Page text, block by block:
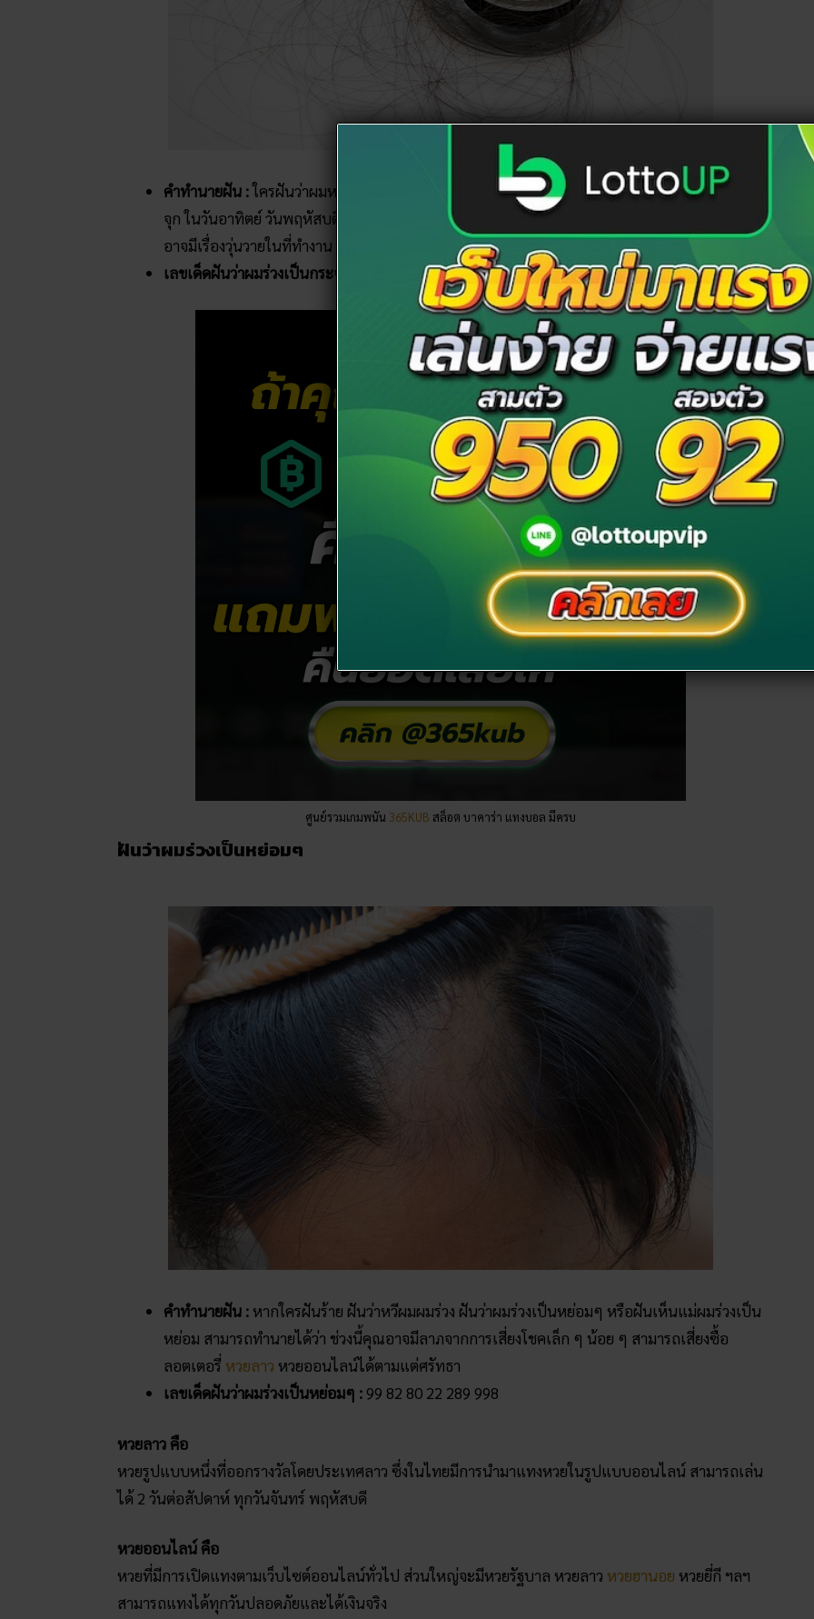
คำทำนายฝัน :ใครฝันว่าผมหลุดเป็นกระจุก ฝันว่าแม่ผมร่วงเป็นกระจุก หรือ ฝันเห็นผมร่วงเป็นกระ
จุก ในวันอาทิตย์ วันพฤหัสบดี สามารถทำนายได้ว่า คุณจะได้ลาภลอยจากการทำงานหรือการค้า ทั้งนี้
อาจมีเรื่องวุ่นวายในที่ทำงาน หรือคนอายุน้อยสร้างความเดือดร้อนต้องหมั่นอดทนในช่วงนี้
เลขเด็ดฝันว่าผมร่วงเป็นกระจุก :
22 68 38 64 648 838
ศูนย์รวมเกมพนัน 365KUB สล็อต บาคาร่า แทงบอล มีครบ
ฝันว่าผมร่วงเป็นหย่อมๆ
คำทำนายฝัน : หากใครฝันร้าย ฝันว่าหวีผมผมร่วง ฝันว่าผมร่วงเป็นหย่อมๆ หรือฝันเห็นแม่ผมร่วงเป็น
หย่อม สามารถทำนายได้ว่า ช่วงนี้คุณอาจมีลาภจากการเสี่ยงโชคเล็ก ๆ น้อย ๆ สามารถเสี่ยงซื้อ
ลอตเตอรี่ หวยลาว หวยออนไลน์ได้ตามแต่ศรัทธา
เลขเด็ดฝันว่าผมร่วงเป็นหย่อมๆ : 99 82 80 22 289 998
หวยลาว คือ
หวยรูปแบบหนึ่งที่ออกรางวัลโดยประเทศลาว ซึ่งในไทยมีการนำมาแทงหวยในรูปแบบออนไลน์ สามารถเล่น
ได้ 2 วันต่อสัปดาห์ ทุกวันจันทร์ พฤหัสบดี
หวยออนไลน์ คือ
หวยที่มีการเปิดแทงตามเว็บไซต์ออนไลน์ทั่วไป ส่วนใหญ่จะมีหวยรัฐบาล หวยลาว หวยฮานอย หวยยี่กี ฯลฯ
สามารถแทงได้ทุกวันปลอดภัยและได้เงินจริง